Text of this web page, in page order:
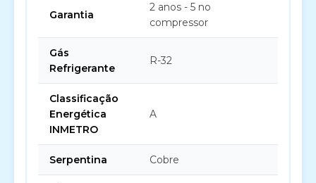
Garantia
2 anos - 5 no
compressor
Gás
Refrigerante
R-32
Classificação
Energética
INMETRO
A
Serpentina Cobre